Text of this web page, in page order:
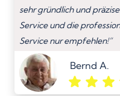
sehr gründlich und
Service und die
Service nur empfehlen!”
Bernd A.